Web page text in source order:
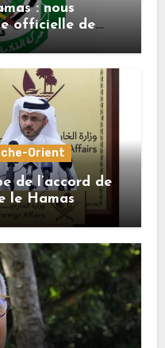
: nous
officielle de
feuille de
Orient
de l’accord de
le Hamas